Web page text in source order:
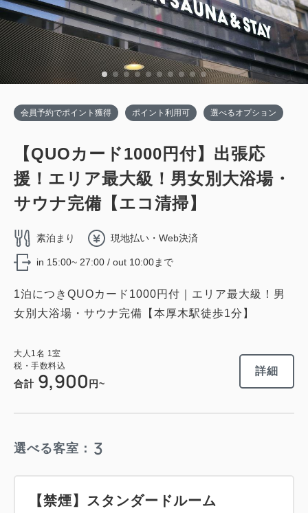
会員予約でポイント獲得 ポイント利用可 選べるオプション
【QUOカード1000円付】出張応
援！エリア最大級！男女別大浴場・
サウナ完備【エコ清掃】
素泊まり 現地払い・Web決済
in 15:00~ 27:00 / out 10:00まで
1泊につきQUOカード1000円付｜エリア最大級！男
女別大浴場・サウナ完備【本厚木駅徒歩1分】
大人 1名 1室
税・手数料込
合計 9,900 円~
詳細
選べる客室： 3
【禁煙】スタンダードルーム